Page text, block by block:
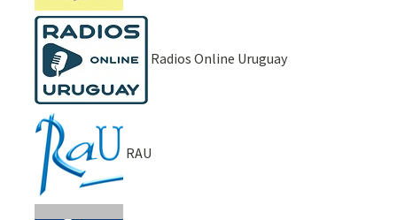
Radios Online Uruguay
RAU